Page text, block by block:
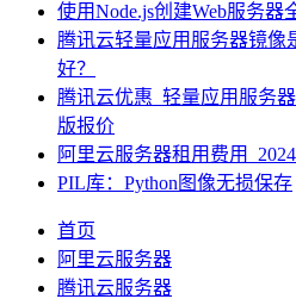
使用Node.js创建Web服务器
腾讯云轻量应用服务器镜像
好？
腾讯云优惠_轻量应用服务
版报价
阿里云服务器租用费用
PIL库：Python图像无损保存
首页
阿里云服务器
腾讯云服务器